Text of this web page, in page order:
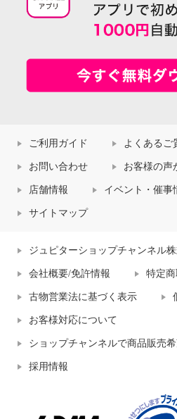
ご利用ガイド よくあるご
お問い合わせ お客様の声
店舗情報 イベント・催事
サイトマップ
ジュピターショップチャンネル
会社概要/免許情報 特定
古物営業法に基づく表示
お客様対応について
ショップチャンネルで商品販売
採用情報